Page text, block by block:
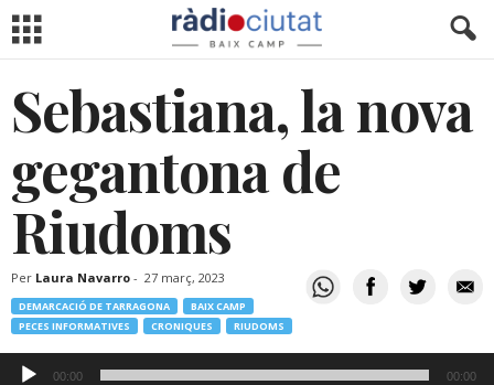
Sebastiana, la nova
gegantona de
Riudoms
Per Laura Navarro - 27 març, 2023
DEMARCACIÓ DE TARRAGONA
BAIX CAMP
PECES INFORMATIVES
CRONIQUES RIUDOMS
Reproductor
00:00 00:00